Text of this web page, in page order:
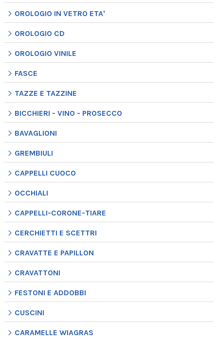
OROLOGIO IN VETRO ETA'
OROLOGIO CD
OROLOGIO VINILE
FASCE
TAZZE E TAZZINE
BICCHIERI - VINO - PROSECCO
BAVAGLIONI
GREMBIULI
CAPPELLI CUOCO
OCCHIALI
CAPPELLI-CORONE-TIARE
CERCHIETTI E SCETTRI
CRAVATTE E PAPILLON
CRAVATTONI
FESTONI E ADDOBBI
CUSCINI
CARAMELLE WIAGRAS